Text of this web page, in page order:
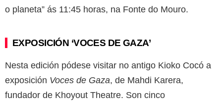
o planeta” ás 11:45 horas, na Fonte do Mouro.
EXPOSICIÓN ‘VOCES DE GAZA’
Nesta edición pódese visitar no antigo Kioko Cocó a
exposición Voces de Gaza, de Mahdi Karera,
fundador de Khoyout Theatre. Son cinco